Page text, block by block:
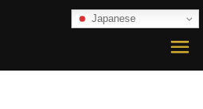
Japanese